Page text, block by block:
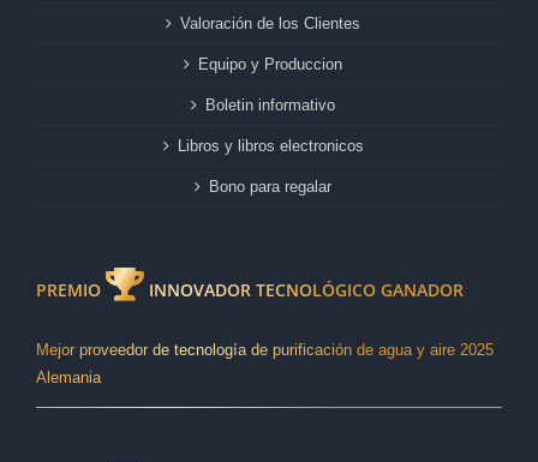
Valoración de los Clientes
Equipo y Produccion
Boletin informativo
Libros y libros electronicos
Bono para regalar
PREMIO INNOVADOR TECNOLÓGICO GANADOR
Mejor proveedor de tecnología de purificación de agua y aire 2025
Alemania